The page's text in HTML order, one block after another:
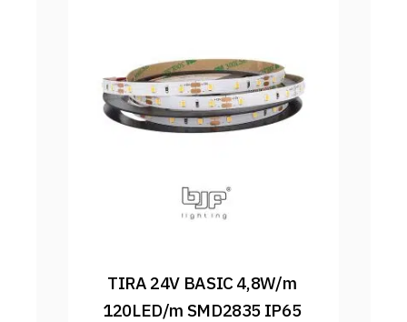
TIRA 24V BASIC 4,8W/m
120LED/m SMD2835 IP65